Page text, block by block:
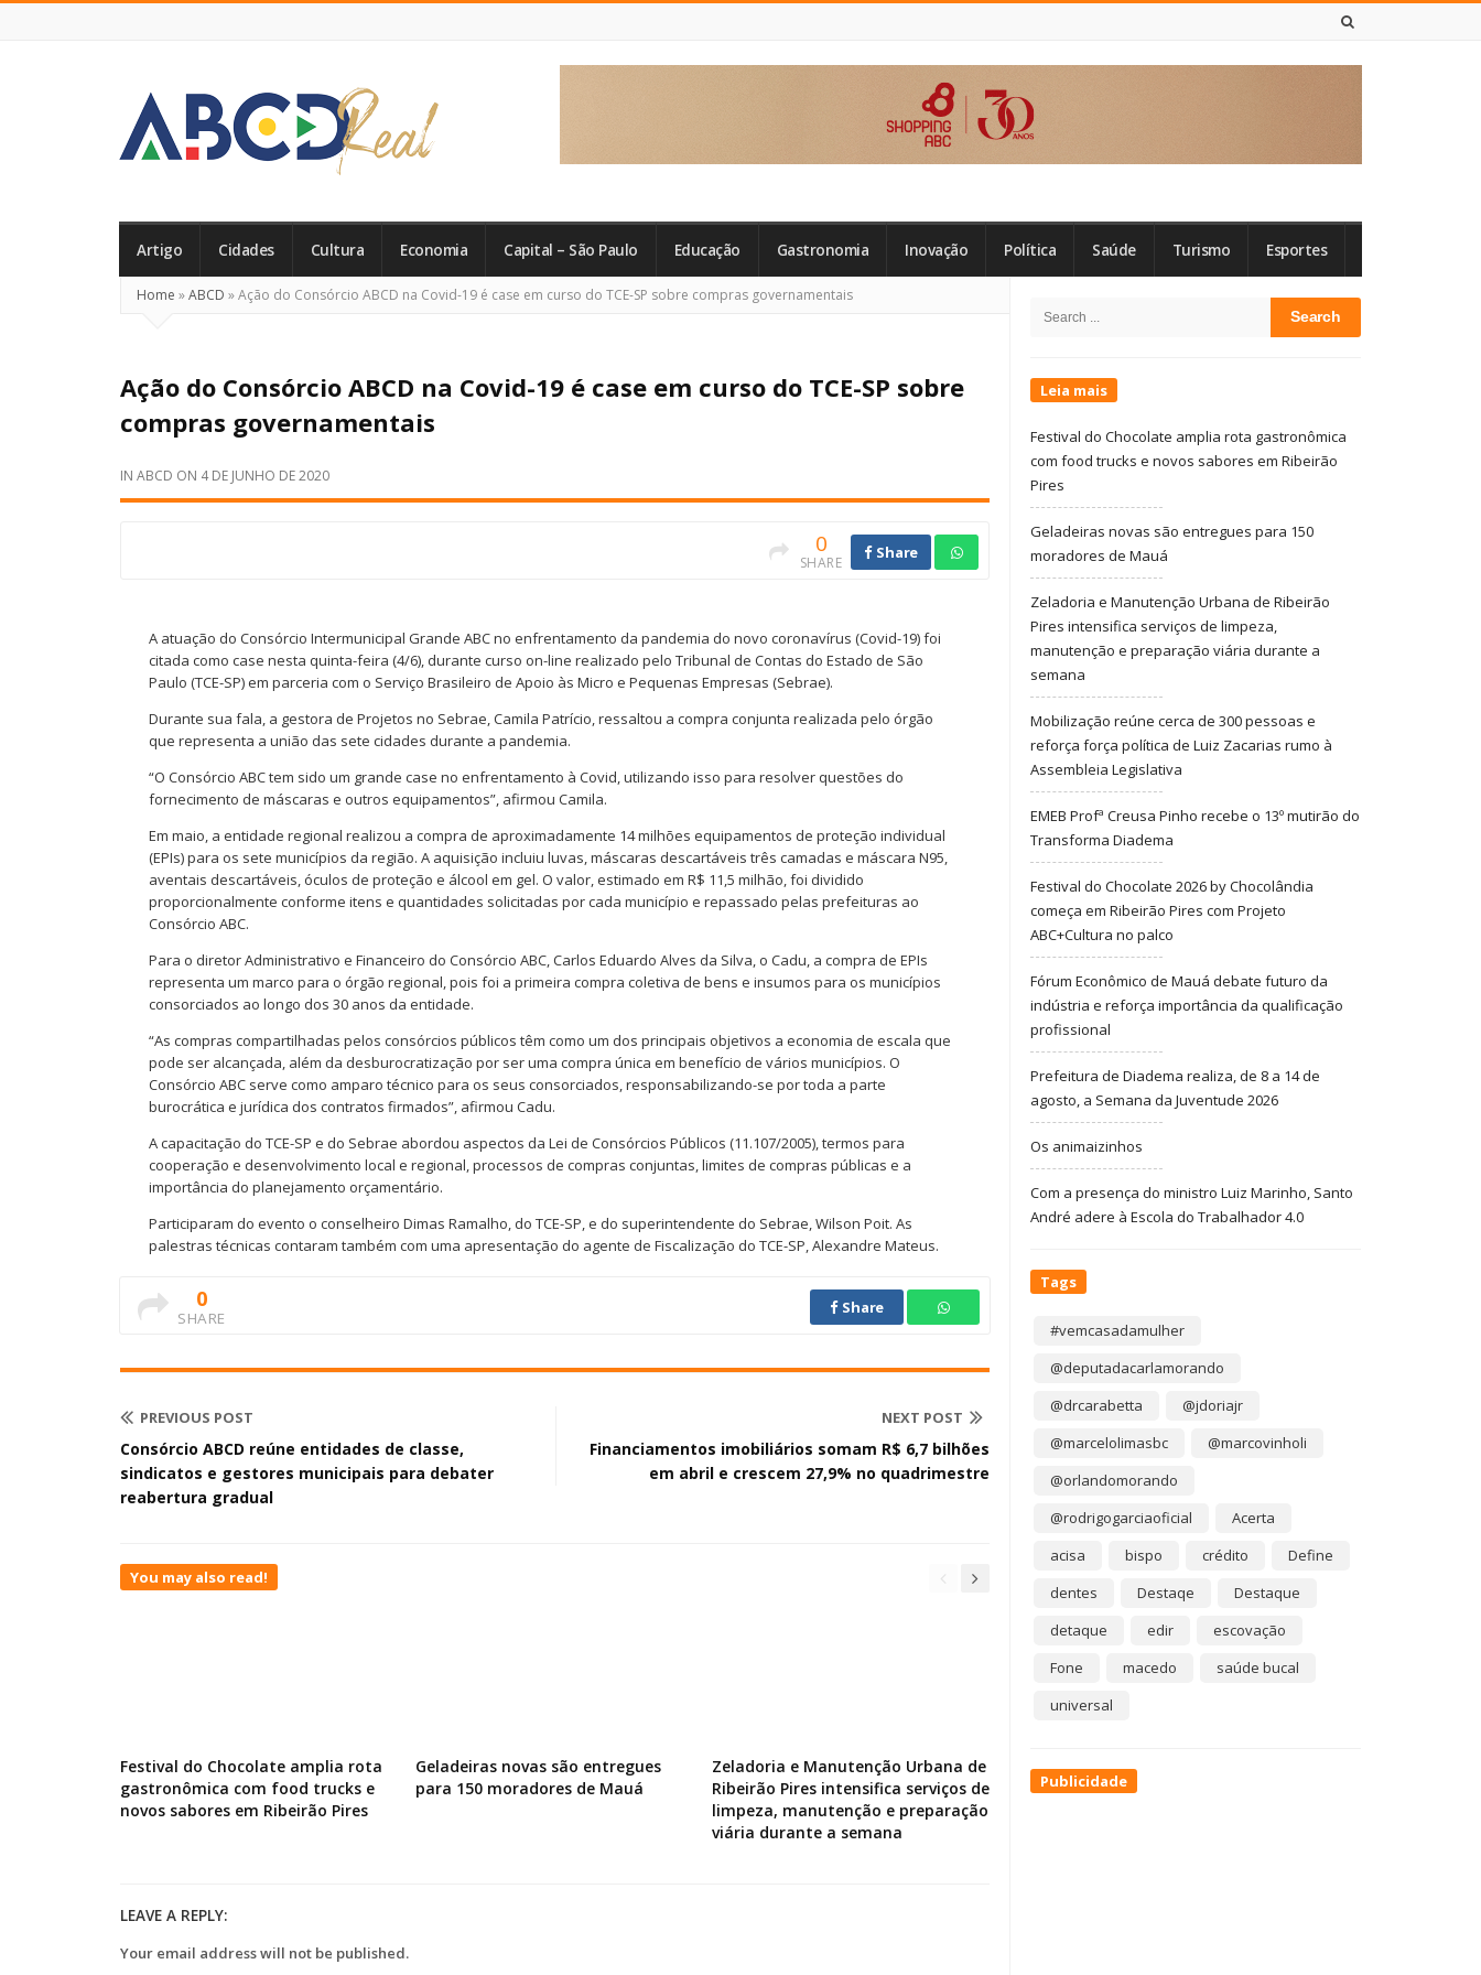
Real
Artigo Cidades Cultura Economia Capital – São Paulo Educação Gastronomia Inovação Política Saúde Turismo Esportes
Home »ABCD »Ação do Consórcio ABCD na Covid-19 é case em curso do TCE-SP sobre compras governamentais
Ação do Consórcio ABCD na Covid-19 é case em curso do TCE-SP sobre
compras governamentais
IN ABCD ON 4 DE JUNHO DE 2020
0
SHARE
Share
A atuação do Consórcio Intermunicipal Grande ABC no enfrentamento da pandemia do novo coronavírus (Covid-19) foi
citada como case nesta quinta-feira (4/6), durante curso on-line realizado pelo Tribunal de Contas do Estado de São
Paulo (TCE-SP) em parceria com o Serviço Brasileiro de Apoio às Micro e Pequenas Empresas (Sebrae).
Durante sua fala, a gestora de Projetos no Sebrae, Camila Patrício, ressaltou a compra conjunta realizada pelo órgão
que representa a união das sete cidades durante a pandemia.
“O Consórcio ABC tem sido um grande case no enfrentamento à Covid, utilizando isso para resolver questões do
fornecimento de máscaras e outros equipamentos”, afirmou Camila.
Em maio, a entidade regional realizou a compra de aproximadamente 14 milhões equipamentos de proteção individual
(EPIs) para os sete municípios da região. A aquisição incluiu luvas, máscaras descartáveis três camadas e máscara N95,
aventais descartáveis, óculos de proteção e álcool em gel. O valor, estimado em R$ 11,5 milhão, foi dividido
proporcionalmente conforme itens e quantidades solicitadas por cada município e repassado pelas prefeituras ao
Consórcio ABC.
Para o diretor Administrativo e Financeiro do Consórcio ABC, Carlos Eduardo Alves da Silva, o Cadu, a compra de EPIs
representa um marco para o órgão regional, pois foi a primeira compra coletiva de bens e insumos para os municípios
consorciados ao longo dos 30 anos da entidade.
“As compras compartilhadas pelos consórcios públicos têm como um dos principais objetivos a economia de escala que
pode ser alcançada, além da desburocratização por ser uma compra única em benefício de vários municípios. O
Consórcio ABC serve como amparo técnico para os seus consorciados, responsabilizando-se por toda a parte
burocrática e jurídica dos contratos firmados”, afirmou Cadu.
A capacitação do TCE-SP e do Sebrae abordou aspectos da Lei de Consórcios Públicos (11.107/2005), termos para
cooperação e desenvolvimento local e regional, processos de compras conjuntas, limites de compras públicas e a
importância do planejamento orçamentário.
Participaram do evento o conselheiro Dimas Ramalho, do TCE-SP, e do superintendente do Sebrae, Wilson Poit. As
palestras técnicas contaram também com uma apresentação do agente de Fiscalização do TCE-SP, Alexandre Mateus.
0
SHARE
Share
PREVIOUS POST
Consórcio ABCD reúne entidades de classe,
sindicatos e gestores municipais para debater
reabertura gradual
NEXT POST
Financiamentos imobiliários somam R$ 6,7 bilhões
em abril e crescem 27,9% no quadrimestre
You may also read!
Festival do Chocolate amplia rota
gastronômica com food trucks e
novos sabores em Ribeirão Pires
Geladeiras novas são entregues
para 150 moradores de Mauá
Zeladoria e Manutenção Urbana de
Ribeirão Pires intensifica serviços de
limpeza, manutenção e preparação
viária durante a semana
LEAVE A REPLY:
Your email address will not be published.
Sidebar
Search
Leia mais
Festival do Chocolate amplia rota gastronômica
com food trucks e novos sabores em Ribeirão
Pires
Geladeiras novas são entregues para 150
moradores de Mauá
Zeladoria e Manutenção Urbana de Ribeirão
Pires intensifica serviços de limpeza,
manutenção e preparação viária durante a
semana
Mobilização reúne cerca de 300 pessoas e
reforça força política de Luiz Zacarias rumo à
Assembleia Legislativa
EMEB Profª Creusa Pinho recebe o 13º mutirão do
Transforma Diadema
Festival do Chocolate 2026 by Chocolândia
começa em Ribeirão Pires com Projeto
ABC+Cultura no palco
Fórum Econômico de Mauá debate futuro da
indústria e reforça importância da qualificação
profissional
Prefeitura de Diadema realiza, de 8 a 14 de
agosto, a Semana da Juventude 2026
Os animaizinhos
Com a presença do ministro Luiz Marinho, Santo
André adere à Escola do Trabalhador 4.0
Tags
#vemcasadamulher
@deputadacarlamorando
@drcarabetta
@jdoriajr
@marcelolimasbc
@marcovinholi
@orlandomorando
@rodrigogarciaoficial
Acerta
acisa
bispo crédito
Define
dentes
Destaqe
Destaque
detaque
edir
escovação
Fone
macedo
saúde bucal
universal
Publicidade